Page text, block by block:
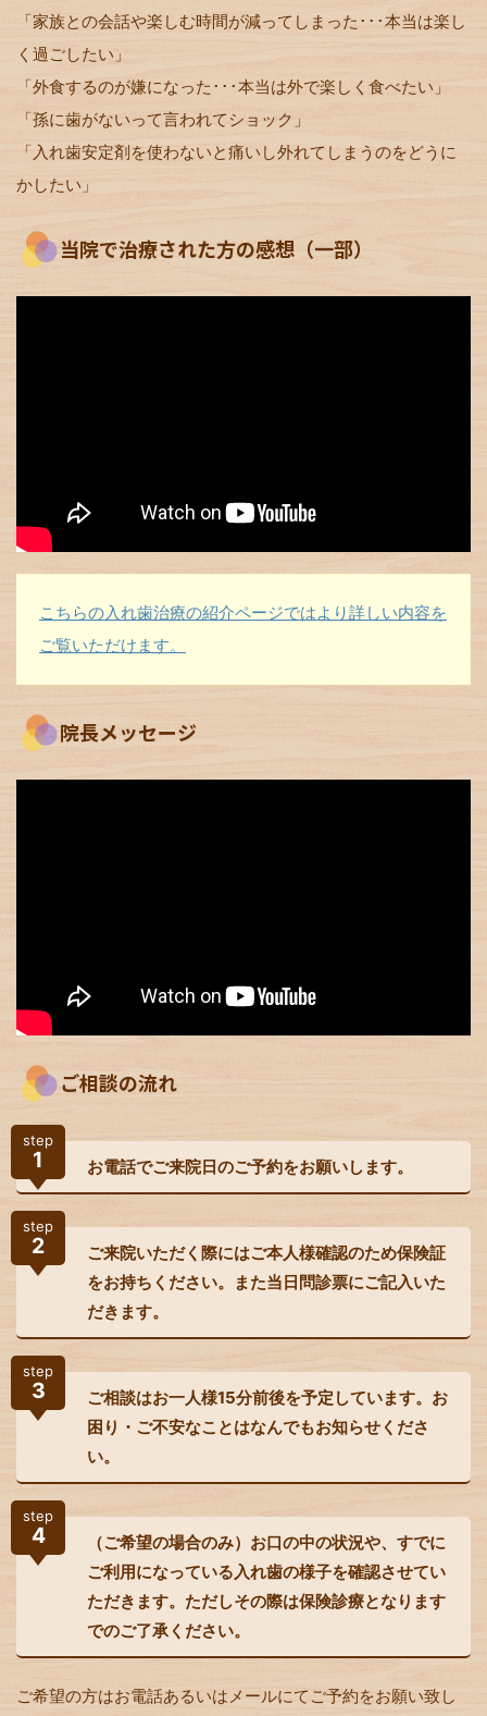
「家族との会話や楽しむ時間が減ってしまった･･･本当は楽し
く過ごしたい」
「外食するのが嫌になった･･･本当は外で楽しく食べたい」
「孫に歯がないって言われてショック」
「入れ歯安定剤を使わないと痛いし外れてしまうのをどうに
かしたい」
当院で治療された方の感想（一部）
こちらの入れ歯治療の紹介ページではより詳しい内容を
ご覧いただけます。
院長メッセージ
ご相談の流れ
step
1 お電話でご来院日のご予約をお願いします。
step
2
ご来院いただく際にはご本人様確認のため保険証
をお持ちください。また当日問診票にご記入いた
だきます。
step
3
ご相談はお一人様15分前後を予定しています。お
困り・ご不安なことはなんでもお知らせくださ
い。
step
4
（ご希望の場合のみ）お口の中の状況や、すでに
ご利用になっている入れ歯の様子を確認させてい
ただきます。ただしその際は保険診療となります
でのご了承ください。
ご希望の方はお電話あるいはメールにてご予約をお願い致し